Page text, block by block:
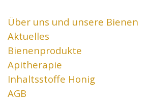
Über uns und unsere Bienen
Aktuelles
Bienenprodukte
Apitherapie
Inhaltsstoffe Honig
AGB